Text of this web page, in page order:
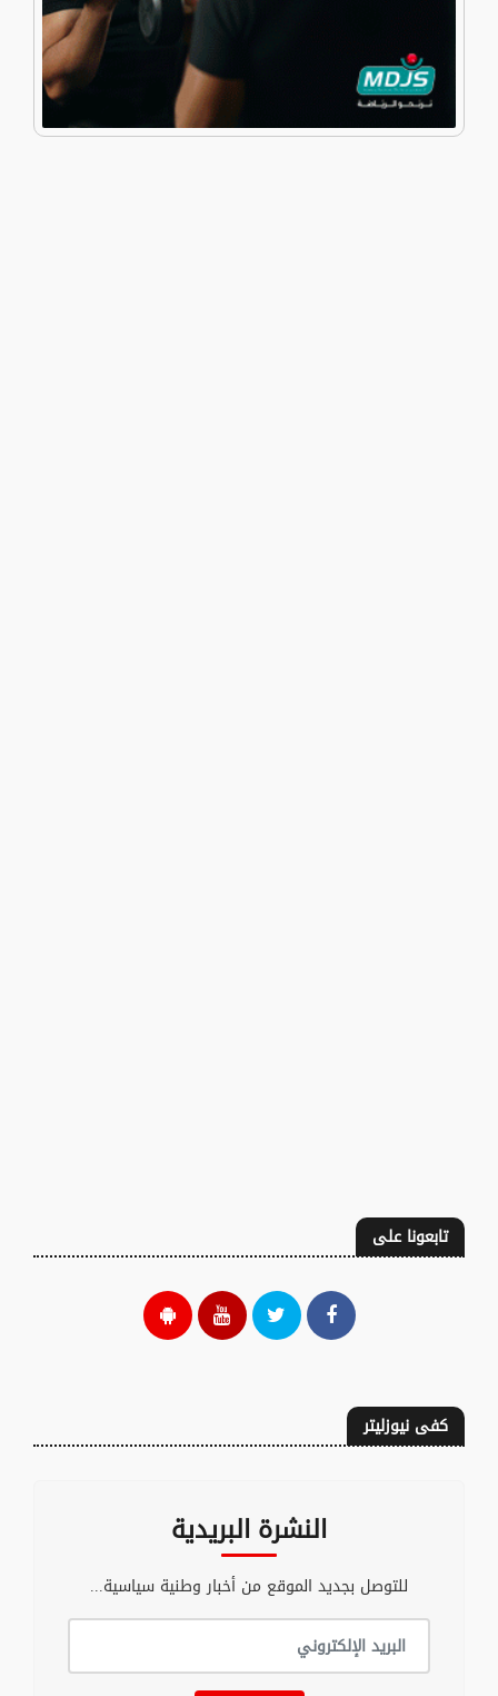
تابعونا على
كفى نيوزليتر
النشرة البريدية
للتوصل بجديد الموقع من أخبار وطنية سياسية...